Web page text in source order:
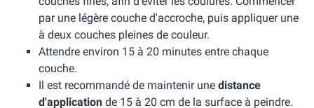
par une légère couche d'accroche, puis appliquer une
à deux couches pleines de couleur.
Attendre environ 15 à 20 minutes entre chaque
couche.
Il est recommandé de maintenir une distance
d'application de 15 à 20 cm de la surface à peindre.